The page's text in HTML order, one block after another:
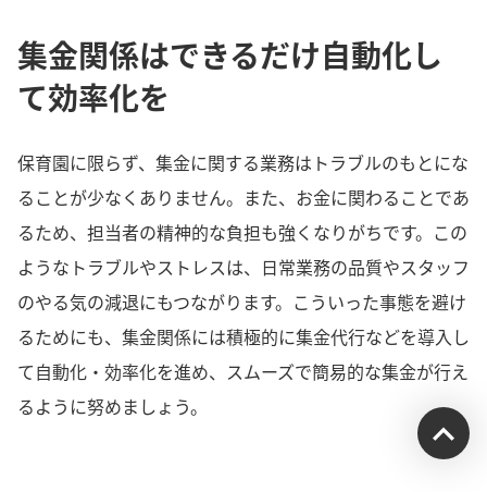
集金関係はできるだけ自動化し
て効率化を
保育園に限らず、集金に関する業務はトラブルのもとにな
ることが少なくありません。また、お金に関わることであ
るため、担当者の精神的な負担も強くなりがちです。この
ようなトラブルやストレスは、日常業務の品質やスタッフ
のやる気の減退にもつながります。こういった事態を避け
るためにも、集金関係には積極的に集金代行などを導入し
て自動化・効率化を進め、スムーズで簡易的な集金が行え
るように努めましょう。